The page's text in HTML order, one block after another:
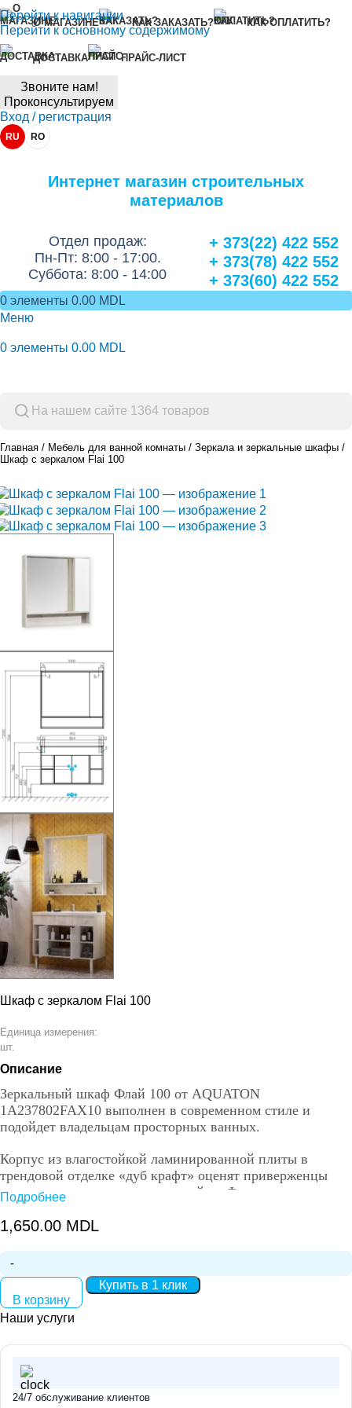
Перейти к навигации
Перейти к основному содержимому
О МАГАЗИНЕ КАК ЗАКАЗАТЬ? КАК ОПЛАТИТЬ?
ДОСТАВКА ПРАЙС-ЛИСТ
Звоните нам!
Проконсультируем
Вход / регистрация
RU RO
Интернет магазин строительных
материалов
Отдел продаж:
Пн-Пт: 8:00 - 17:00.
Суббота: 8:00 - 14:00
+ 373(22) 422 552
+ 373(78) 422 552
+ 373(60) 422 552
0 элементы 0.00 MDL
Меню
0 элементы 0.00 MDL
Главная Мебель для ванной комнаты
Зеркала и зеркальные шкафы
Шкаф с зеркалом Flai 100
Шкаф с зеркалом Flai 100
Единица измерения:
шт.
Описание
Зеркальный шкаф Флай 100 от AQUATON
1A237802FAX10 выполнен в современном стиле и
подойдет владельцам просторных ванных.
Корпус из влагостойкой ламинированной плиты в
трендовой отделке «дуб крафт» оценят приверженцы
лаконичного и элегантного дизайна. Фасад окрашен в
белоснежный глянцевый цвет полиэфирной краской
ультрафиолетового отверждения, которая придает
износостойкость и долговечность. Петли снабжены
доводчиком и обеспечивают плавное и практически
бесшумное закрывание. Шкаф оборудован двумя
удобными полочками из влагостойкой ЛДСП. Модель
прекрасно сочетается с тумбой под раковину AQUAON
Флай 100 в соответствующей отделке.
Размеры 1000x910x130mm
Подробнее
1,650.00 MDL
Количество:
В корзину
Купить в 1 клик
Наши услуги
24/7 обслуживание клиентов